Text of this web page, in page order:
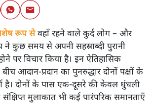
रूप सेवहाँ रहने वाले कुर्द लोग – और
ने कुछ समय से अपनी सहस्राब्दी पुरानी
पर विचार किया है। इन ऐतिहासिक
आदान-प्रदान का पुनरुद्धार दोनों पक्षों के
है। दोनों के पास एक-दूसरे की केवल धुंधली
मुलाकात भी कई पारंपरिक समानताएँ